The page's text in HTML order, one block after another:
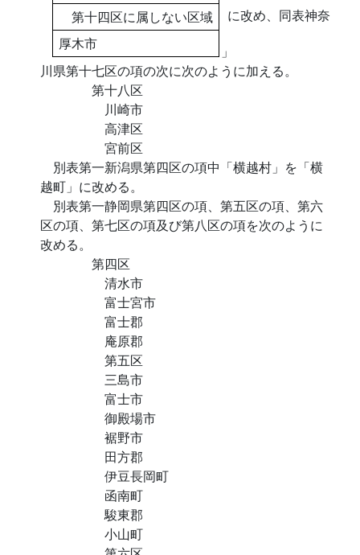
第十四区に属しない区域
厚木市
」
に改め、同表神奈
川県第十七区の項の次に次のように加える。
第十八区
川崎市
高津区
宮前区
別表第一新潟県第四区の項中「横越村」を「横
越町」に改める。
別表第一静岡県第四区の項、第五区の項、第六
区の項、第七区の項及び第八区の項を次のように
改める。
第四区
清水市
富士宮市
富士郡
庵原郡
第五区
三島市
富士市
御殿場市
裾野市
田方郡
伊豆長岡町
函南町
駿東郡
小山町